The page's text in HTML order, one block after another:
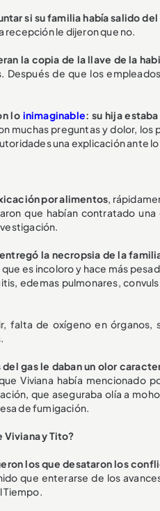
si su familia había salido
recepción le dijeron que no.
la copia de la llave de la
de que los
lo inimaginable: su hija
muchas preguntas y dolor, los
una explicación ante
por alimentos,
que habían contratado
entregó la necropsia de la
es incoloro y hace más
edemas pulmonares,
falta de oxígeno en órganos,
del gas le daban un olor
Viviana había mencionado
que aseguraba olía a
de fumigación.
y Tito?
los que desataron los
que enterarse de los
Tiempo.